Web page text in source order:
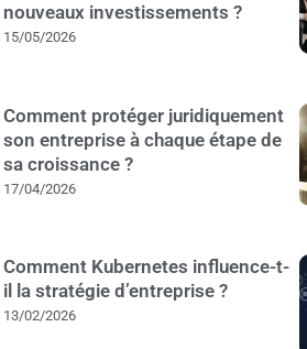
nouveaux investissements ?
15/05/2026
Comment protéger juridiquement
son entreprise à chaque étape de
sa croissance ?
17/04/2026
Comment Kubernetes influence-t-
il la stratégie d’entreprise ?
13/02/2026